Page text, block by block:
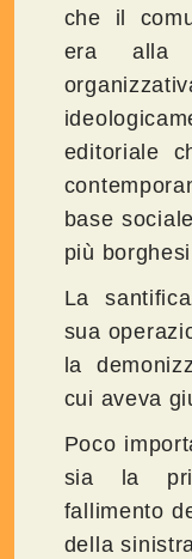
che il
era alla
editoriale
base
più
La
sua
la
cui aveva
Poco
sia la
fallimento
della